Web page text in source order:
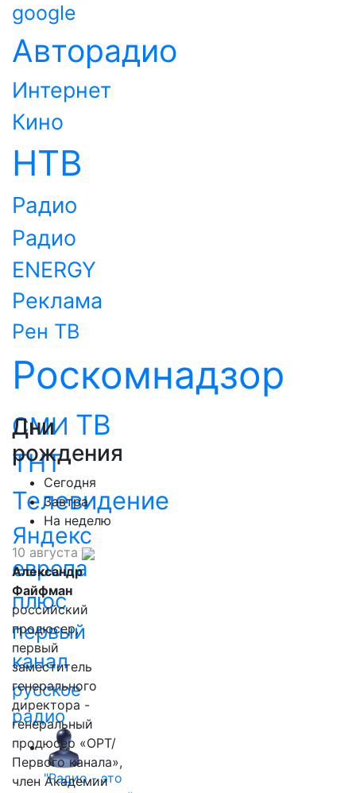
google
Авторадио
Интернет
Кино
НТВ
Радио
Радио
ENERGY
Реклама
Рен ТВ
Роскомнадзор
СМИ ТВ
ТНТ
Телевидение
Яндекс
европа
плюс
первый
канал
русское
радио
"Радио - это
Дни
рождения
Сегодня
Завтра
На неделю
10 августа
Александр
Файфман
российский
продюсер,
первый
заместитель
генерального
директора -
генеральный
продюсер «ОРТ/
Первого канала»,
член Академии